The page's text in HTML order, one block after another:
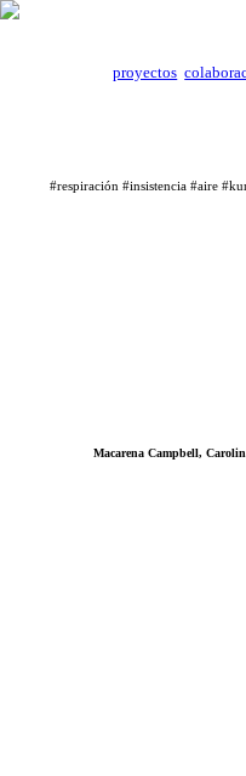
proyectos
#respiración #insistencia #aire
Macarena Campbell,